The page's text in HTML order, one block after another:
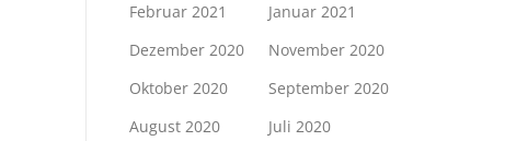
Februar 2021
Januar 2021
Dezember 2020
November 2020
Oktober 2020
September 2020
August 2020
Juli 2020